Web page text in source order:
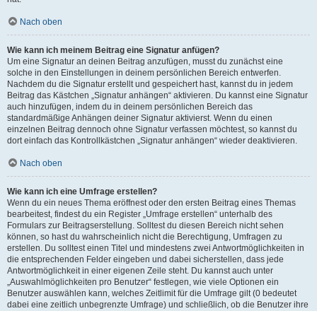
Nach oben
Wie kann ich meinem Beitrag eine Signatur anfügen?
Um eine Signatur an deinen Beitrag anzufügen, musst du zunächst eine
solche in den Einstellungen in deinem persönlichen Bereich entwerfen.
Nachdem du die Signatur erstellt und gespeichert hast, kannst du in jedem
Beitrag das Kästchen „Signatur anhängen“ aktivieren. Du kannst eine Signatur
auch hinzufügen, indem du in deinem persönlichen Bereich das
standardmäßige Anhängen deiner Signatur aktivierst. Wenn du einen
einzelnen Beitrag dennoch ohne Signatur verfassen möchtest, so kannst du
dort einfach das Kontrollkästchen „Signatur anhängen“ wieder deaktivieren.
Nach oben
Wie kann ich eine Umfrage erstellen?
Wenn du ein neues Thema eröffnest oder den ersten Beitrag eines Themas
bearbeitest, findest du ein Register „Umfrage erstellen“ unterhalb des
Formulars zur Beitragserstellung. Solltest du diesen Bereich nicht sehen
können, so hast du wahrscheinlich nicht die Berechtigung, Umfragen zu
erstellen. Du solltest einen Titel und mindestens zwei Antwortmöglichkeiten in
die entsprechenden Felder eingeben und dabei sicherstellen, dass jede
Antwortmöglichkeit in einer eigenen Zeile steht. Du kannst auch unter
„Auswahlmöglichkeiten pro Benutzer“ festlegen, wie viele Optionen ein
Benutzer auswählen kann, welches Zeitlimit für die Umfrage gilt (0 bedeutet
dabei eine zeitlich unbegrenzte Umfrage) und schließlich, ob die Benutzer ihre